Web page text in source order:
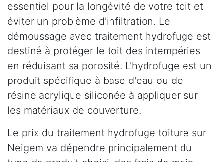
essentiel pour la longévité de votre toit et
éviter un problème d'infiltration. Le
démoussage avec traitement hydrofuge est
destiné à protéger le toit des intempéries
en réduisant sa porosité. L'hydrofuge est un
produit spécifique à base d'eau ou de
résine acrylique siliconée à appliquer sur
les matériaux de couverture.
Le prix du traitement hydrofuge toiture sur
Neigem va dépendre principalement du